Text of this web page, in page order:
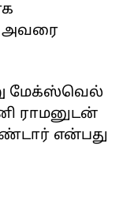
அவரை
மேக்ஸ்வெல்
ராமனுடன்
என்பது